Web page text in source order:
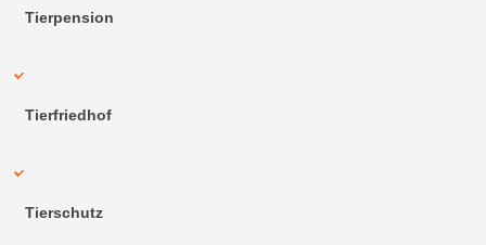
Tierpension
Tierfriedhof
Tierschutz